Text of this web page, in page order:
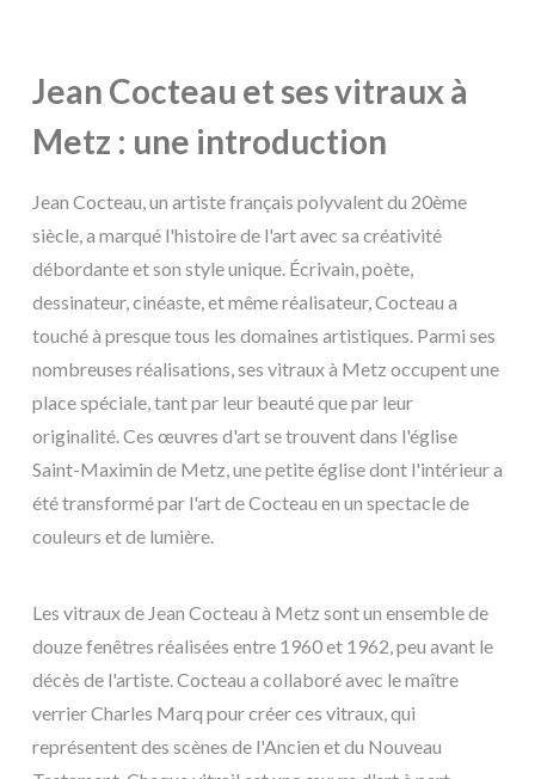
Jean Cocteau et ses vitraux à
Metz : une introduction
Jean Cocteau, un artiste français polyvalent du 20ème
siècle, a marqué l'histoire de l'art avec sa créativité
débordante et son style unique. Écrivain, poète,
dessinateur, cinéaste, et même réalisateur, Cocteau a
touché à presque tous les domaines artistiques. Parmi ses
nombreuses réalisations, ses vitraux à Metz occupent une
place spéciale, tant par leur beauté que par leur
originalité. Ces œuvres d'art se trouvent dans l'église
Saint-Maximin de Metz, une petite église dont l'intérieur a
été transformé par l'art de Cocteau en un spectacle de
couleurs et de lumière.
Les vitraux de Jean Cocteau à Metz sont un ensemble de
douze fenêtres réalisées entre 1960 et 1962, peu avant le
décès de l'artiste. Cocteau a collaboré avec le maître
verrier Charles Marq pour créer ces vitraux, qui
représentent des scènes de l'Ancien et du Nouveau